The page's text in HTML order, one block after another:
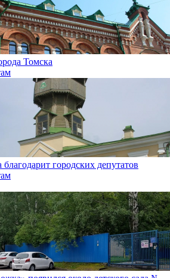
Томска
городских депутатов